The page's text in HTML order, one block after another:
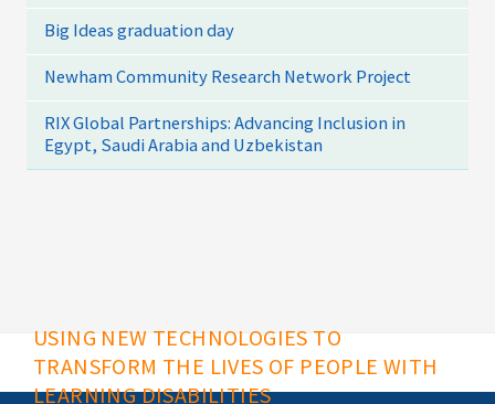
Big Ideas graduation day
Newham Community Research Network Project
RIX Global Partnerships: Advancing Inclusion in
Egypt, Saudi Arabia and Uzbekistan
USING NEW TECHNOLOGIES TO
TRANSFORM THE LIVES OF PEOPLE WITH
LEARNING DISABILITIES